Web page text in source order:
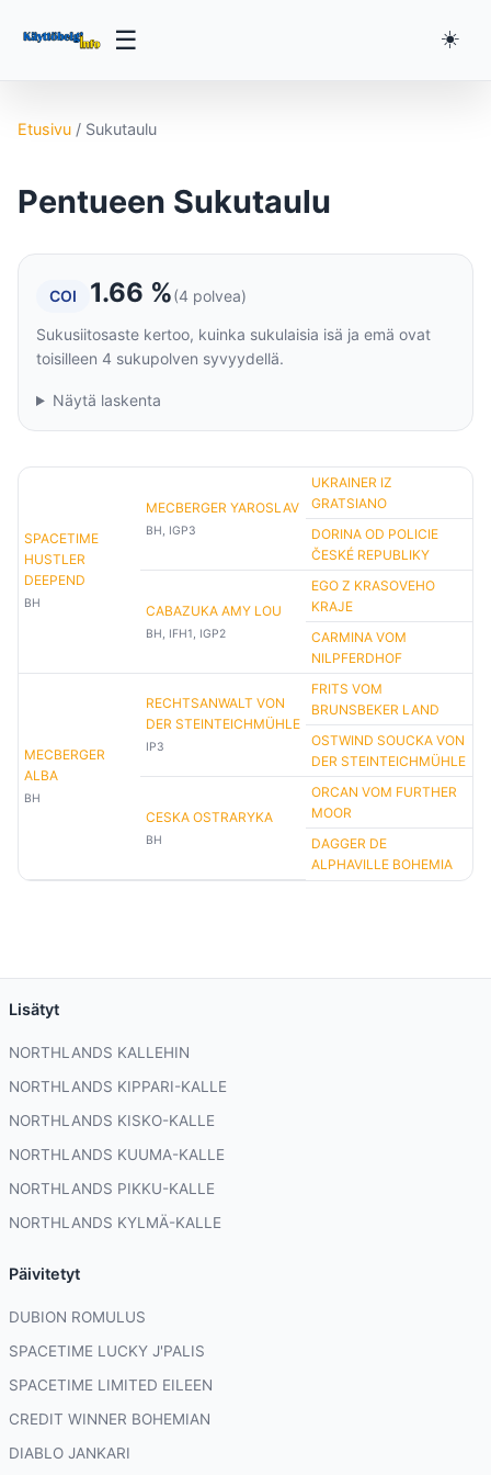
☰ ☀️
Etusivu / Sukutaulu
Pentueen Sukutaulu
COI 1.66 %(4 polvea)
Sukusiitosaste kertoo, kuinka sukulaisia isä ja emä ovat
toisilleen 4 sukupolven syvyydellä.
Näytä laskenta
SPACETIME
HUSTLER
DEEPEND
BH
MECBERGER YAROSLAV
BH, IGP3
UKRAINER IZ
GRATSIANO
DORINA OD POLICIE
ČESKÉ REPUBLIKY
CABAZUKA AMY LOU
BH, IFH1, IGP2
EGO Z KRASOVEHO
KRAJE
CARMINA VOM
NILPFERDHOF
MECBERGER
ALBA
BH
RECHTSANWALT VON
DER STEINTEICHMÜHLE
IP3
FRITS VOM
BRUNSBEKER LAND
OSTWIND SOUCKA VON
DER STEINTEICHMÜHLE
CESKA OSTRARYKA
BH
ORCAN VOM FURTHER
MOOR
DAGGER DE
ALPHAVILLE BOHEMIA
Lisätyt
NORTHLANDS KALLEHIN
NORTHLANDS KIPPARI-KALLE
NORTHLANDS KISKO-KALLE
NORTHLANDS KUUMA-KALLE
NORTHLANDS PIKKU-KALLE
NORTHLANDS KYLMÄ-KALLE
Päivitetyt
DUBION ROMULUS
SPACETIME LUCKY J'PALIS
SPACETIME LIMITED EILEEN
CREDIT WINNER BOHEMIAN
DIABLO JANKARI